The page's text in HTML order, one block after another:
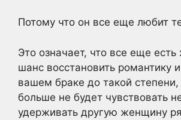
Потому что он все еще любит
Это означает, что все еще есть
шанс восстановить романтику
вашем браке до такой степени,
больше не будет чувствовать
удерживать другую женщину